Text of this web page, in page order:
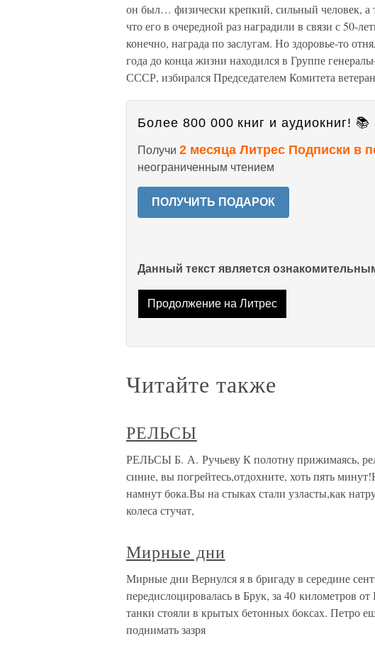
он был… физически крепкий, сильный человек, а
что его в очередной раз наградили в связи с 50-
конечно, награда по заслугам. Но здоровье-то
года до конца жизни находился в Группе
СССР, избирался Председателем Комитета
Более 800 000 книг и аудиокниг! 📚
Получи 2 месяца Литрес Подписки в
неограниченным чтением
ПОЛУЧИТЬ ПОДАРОК
Данный текст является
Продолжение на Литрес
Читайте также
РЕЛЬСЫ
РЕЛЬСЫ Б. А. Ручьеву К полотну прижимаясь,
синие, вы погрейтесь,отдохните, хоть пять
намнут бока.Вы на стыках стали узласты,как
колеса стучат,
Мирные дни
Мирные дни Вернулся я в бригаду в середине
передислоцировалась в Брук, за 40 километров
танки стояли в крытых бетонных боксах. Петро
поднимать зазря